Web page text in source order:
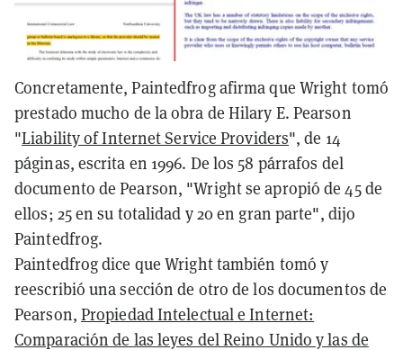
Concretamente, Paintedfrog afirma que Wright tomó
prestado mucho de la obra de Hilary E. Pearson
"Liability of Internet Service Providers", de 14
páginas, escrita en 1996. De los 58 párrafos del
documento de Pearson, "Wright se apropió de 45 de
ellos; 25 en su totalidad y 20 en gran parte", dijo
Paintedfrog.
Paintedfrog dice que Wright también tomó y
reescribió una sección de otro de los documentos de
Pearson, Propiedad Intelectual e Internet:
Comparación de las leyes del Reino Unido y las de